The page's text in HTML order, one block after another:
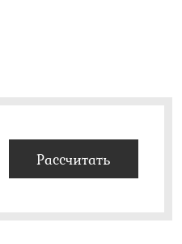
Рассчитать